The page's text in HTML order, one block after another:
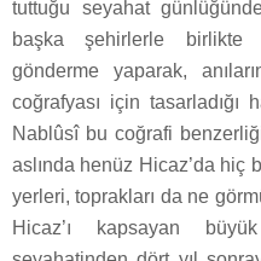
tuttuğu seyahat
başka şehirlerle birlikte
gönderme yaparak,
coğrafyası için tasarladığı
Nablûsî bu coğrafi
aslında henüz Hicaz’da hiç
yerleri, toprakları da ne
Hicaz’ı kapsayan